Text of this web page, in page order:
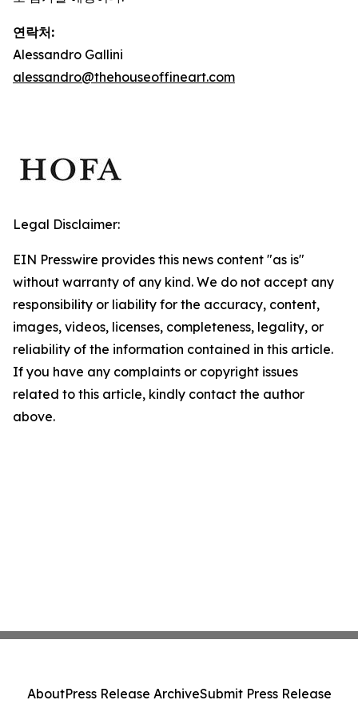
연락처:
Alessandro Gallini
alessandro@thehouseoffineart.com
Legal Disclaimer:
EIN Presswire provides this news content "as is"
without warranty of any kind. We do not accept any
responsibility or liability for the accuracy, content,
images, videos, licenses, completeness, legality, or
reliability of the information contained in this article.
If you have any complaints or copyright issues
related to this article, kindly contact the author
above.
AboutPress Release ArchiveSubmit Press Release